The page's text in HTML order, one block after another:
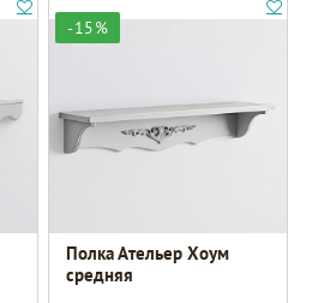
-15%
Полка Ательер Хоум
средняя